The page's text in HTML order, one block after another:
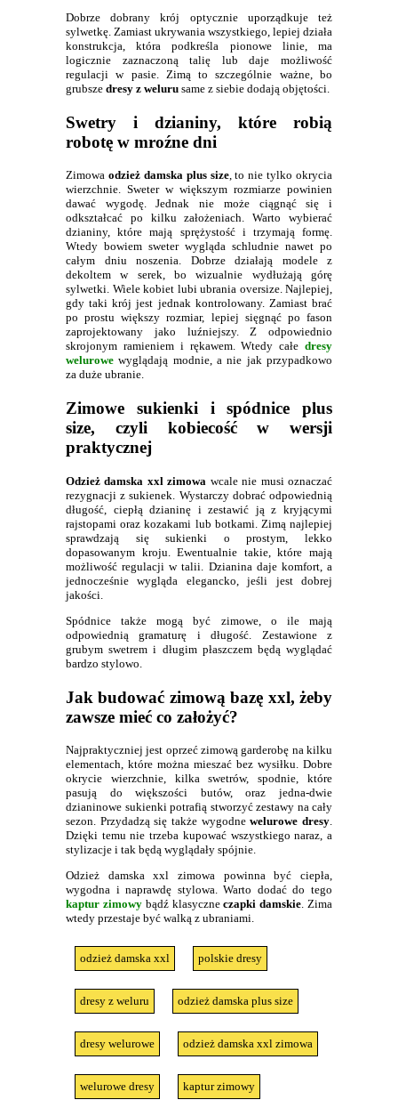
Dobrze dobrany krój optycznie uporządkuje też
sylwetkę. Zamiast ukrywania wszystkiego, lepiej działa
konstrukcja, która podkreśla pionowe linie, ma
logicznie zaznaczoną talię lub daje możliwość
regulacji w pasie. Zimą to szczególnie ważne, bo
grubsze dresy z weluru same z siebie dodają objętości.
Swetry i dzianiny, które robią
robotę w mroźne dni
Zimowa odzież damska plus size, to nie tylko okrycia
wierzchnie. Sweter w większym rozmiarze powinien
dawać wygodę. Jednak nie może ciągnąć się i
odkształcać po kilku założeniach. Warto wybierać
dzianiny, które mają sprężystość i trzymają formę.
Wtedy bowiem sweter wygląda schludnie nawet po
całym dniu noszenia. Dobrze działają modele z
dekoltem w serek, bo wizualnie wydłużają górę
sylwetki. Wiele kobiet lubi ubrania oversize. Najlepiej,
gdy taki krój jest jednak kontrolowany. Zamiast brać
po prostu większy rozmiar, lepiej sięgnąć po fason
zaprojektowany jako luźniejszy. Z odpowiednio
skrojonym ramieniem i rękawem. Wtedy całe dresy
welurowe wyglądają modnie, a nie jak przypadkowo
za duże ubranie.
Zimowe sukienki i spódnice plus
size, czyli kobiecość w wersji
praktycznej
Odzież damska xxl zimowa wcale nie musi oznaczać
rezygnacji z sukienek. Wystarczy dobrać odpowiednią
długość, ciepłą dzianinę i zestawić ją z kryjącymi
rajstopami oraz kozakami lub botkami. Zimą najlepiej
sprawdzają się sukienki o prostym, lekko
dopasowanym kroju. Ewentualnie takie, które mają
możliwość regulacji w talii. Dzianina daje komfort, a
jednocześnie wygląda elegancko, jeśli jest dobrej
jakości.
Spódnice także mogą być zimowe, o ile mają
odpowiednią gramaturę i długość. Zestawione z
grubym swetrem i długim płaszczem będą wyglądać
bardzo stylowo.
Jak budować zimową bazę xxl, żeby
zawsze mieć co założyć?
Najpraktyczniej jest oprzeć zimową garderobę na kilku
elementach, które można mieszać bez wysiłku. Dobre
okrycie wierzchnie, kilka swetrów, spodnie, które
pasują do większości butów, oraz jedna-dwie
dzianinowe sukienki potrafią stworzyć zestawy na cały
sezon. Przydadzą się także wygodnewelurowe dresy.
Dzięki temu nie trzeba kupować wszystkiego naraz, a
stylizacje i tak będą wyglądały spójnie.
Odzież damska xxl zimowa powinna być ciepła,
wygodna i naprawdę stylowa. Warto dodać do tego
kaptur zimowybądź klasyczneczapki damskie. Zima
wtedy przestaje być walką z ubraniami.
odzież damska xxl polskie dresy
dresy z weluru odzież damska plus size
dresy welurowe odzież damska xxl zimowa
welurowe dresy kaptur zimowy